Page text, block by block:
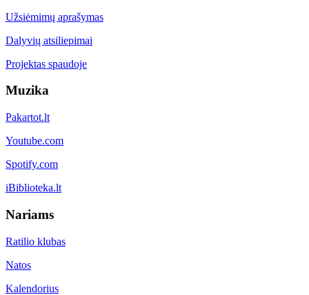
Užsiėmimų aprašymas
Dalyvių atsiliepimai
Projektas spaudoje
Muzika
Pakartot.lt
Youtube.com
Spotify.com
iBiblioteka.lt
Nariams
Ratilio klubas
Natos
Kalendorius